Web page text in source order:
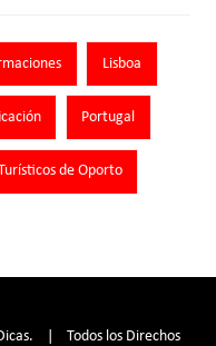
Lisboa
Portugal
de Oporto
| Todos los Direchos